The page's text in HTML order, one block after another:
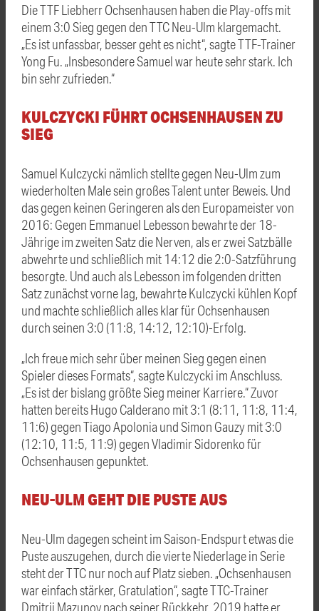
Die TTF Liebherr Ochsenhausen haben die Play-offs mit
einem 3:0 Sieg gegen den TTC Neu-Ulm klargemacht.
„Es ist unfassbar, besser geht es nicht“, sagte TTF-Trainer
Yong Fu. „Insbesondere Samuel war heute sehr stark. Ich
bin sehr zufrieden.“
KULCZYCKI FÜHRT OCHSENHAUSEN ZU
SIEG
Samuel Kulczycki nämlich stellte gegen Neu-Ulm zum
wiederholten Male sein großes Talent unter Beweis. Und
das gegen keinen Geringeren als den Europameister von
2016: Gegen Emmanuel Lebesson bewahrte der 18-
Jährige im zweiten Satz die Nerven, als er zwei Satzbälle
abwehrte und schließlich mit 14:12 die 2:0-Satzführung
besorgte. Und auch als Lebesson im folgenden dritten
Satz zunächst vorne lag, bewahrte Kulczycki kühlen Kopf
und machte schließlich alles klar für Ochsenhausen
durch seinen 3:0 (11:8, 14:12, 12:10)-Erfolg.
„Ich freue mich sehr über meinen Sieg gegen einen
Spieler dieses Formats“, sagte Kulczycki im Anschluss.
„Es ist der bislang größte Sieg meiner Karriere.“ Zuvor
hatten bereits Hugo Calderano mit 3:1 (8:11, 11:8, 11:4,
11:6) gegen Tiago Apolonia und Simon Gauzy mit 3:0
(12:10, 11:5, 11:9) gegen Vladimir Sidorenko für
Ochsenhausen gepunktet.
NEU-ULM GEHT DIE PUSTE AUS
Neu-Ulm dagegen scheint im Saison-Endspurt etwas die
Puste auszugehen, durch die vierte Niederlage in Serie
steht der TTC nur noch auf Platz sieben. „Ochsenhausen
war einfach stärker, Gratulation“, sagte TTC-Trainer
Dmitrij Mazunov nach seiner Rückkehr. 2019 hatte er